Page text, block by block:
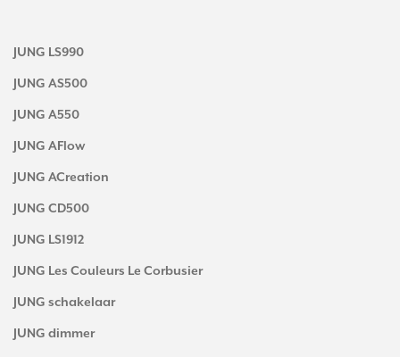
JUNG LS990
JUNG AS500
JUNG A550
JUNG AFlow
JUNG ACreation
JUNG CD500
JUNG LS1912
JUNG Les Couleurs Le Corbusier
JUNG schakelaar
JUNG dimmer